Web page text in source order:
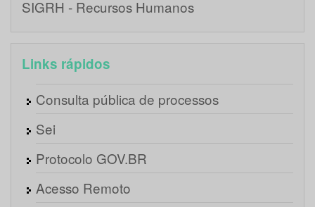
SIGRH - Recursos Humanos
Links rápidos
Consulta pública de processos
Sei
Protocolo GOV.BR
Acesso Remoto